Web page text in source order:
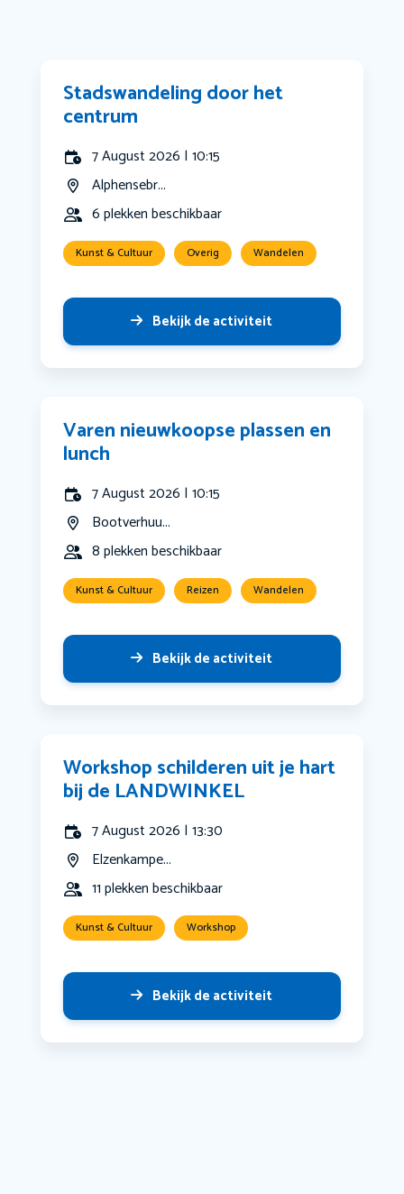
Stadswandeling door het
centrum
7 August 2026 | 10:15
Alphensebr...
6 plekken beschikbaar
Kunst & Cultuur Overig Wandelen
Bekijk de activiteit
Varen nieuwkoopse plassen en
lunch
7 August 2026 | 10:15
Bootverhuu...
8 plekken beschikbaar
Kunst & Cultuur Reizen Wandelen
Bekijk de activiteit
Workshop schilderen uit je hart
bij de LANDWINKEL
7 August 2026 | 13:30
Elzenkampe...
11 plekken beschikbaar
Kunst & Cultuur Workshop
Bekijk de activiteit